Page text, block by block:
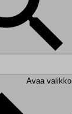
Avaa valikko